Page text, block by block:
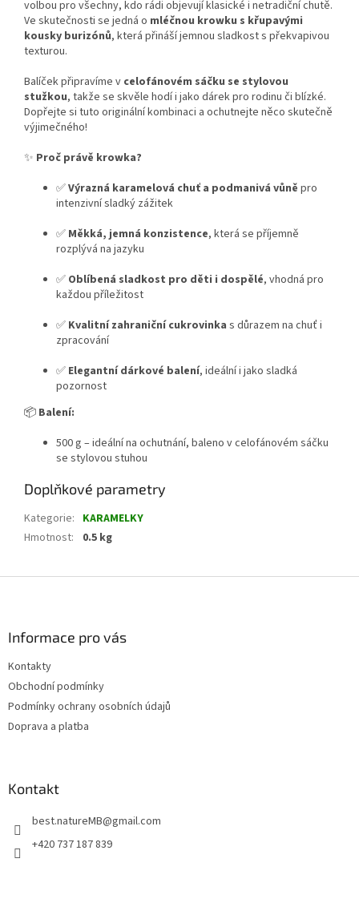
volbou pro všechny, kdo rádi objevují klasické i netradiční chutě.
Ve skutečnosti se jedná o mléčnou krowku s křupavými
kousky burizónů, která přináší jemnou sladkost s překvapivou
texturou.
Balíček připravíme v celofánovém sáčku se stylovou
stužkou, takže se skvěle hodí i jako dárek pro rodinu či blízké.
Dopřejte si tuto originální kombinaci a ochutnejte něco skutečně
výjimečného!
✨ Proč právě krowka?
✅Výrazná karamelová chuť a podmanivá vůně pro
intenzivní sladký zážitek
✅ Měkká, jemná konzistence, která se příjemně
rozplývá na jazyku
✅ Oblíbená sladkost pro děti i dospělé, vhodná pro
každou příležitost
✅ Kvalitní zahraniční cukrovinka s důrazem na chuť i
zpracování
✅ Elegantní dárkové balení, ideální i jako sladká
pozornost
📦 Balení:
500 g – ideální na ochutnání, baleno v celofánovém sáčku
se stylovou stuhou
Doplňkové parametry
Kategorie: KARAMELKY
Hmotnost: 0.5 kg
Informace pro vás
Kontakty
Obchodní podmínky
Podmínky ochrany osobních údajů
Doprava a platba
Kontakt
best.natureMB@gmail.com
+420 737 187 839